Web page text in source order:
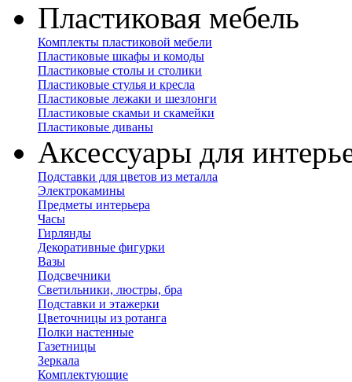
Пластиковая мебель
Комплекты пластиковой мебели
Пластиковые шкафы и комоды
Пластиковые столы и столики
Пластиковые стулья и кресла
Пластиковые лежаки и шезлонги
Пластиковые скамьи и скамейки
Пластиковые диваны
Аксессуары для
Подставки для цветов из металла
Электрокамины
Предметы интерьера
Часы
Гирлянды
Декоративные фигурки
Вазы
Подсвечники
Светильники, люстры, бра
Подставки и этажерки
Цветочницы из ротанга
Полки настенные
Газетницы
Зеркала
Комплектующие